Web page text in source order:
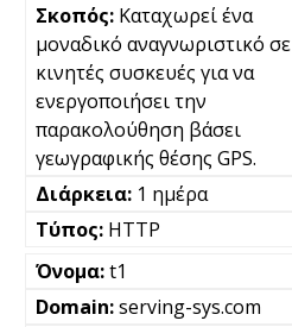
Καταχωρεί ένα
μοναδικό αναγνωριστικό σε
κινητές συσκευές για να
ενεργοποιήσει την
παρακολούθηση βάσει
γεωγραφικής θέσης GPS.
1 ημέρα
HTTP
t1
serving-sys.com